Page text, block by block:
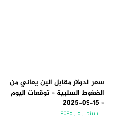
سعر الدولار مقابل الين يعاني من
الضغوط السلبية – توقعات اليوم
– 15-09-2025
سبتمبر 15, 2025